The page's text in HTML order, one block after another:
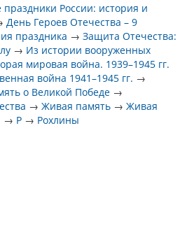
праздники России: история и
День Героев Отечества – 9
праздника →Защита Отечества:
→ Из истории вооруженных
мировая война. 1939–1945 гг.
война 1941–1945 гг. →
о Великой Победе →
→Живая память →Живая
→ Р → Рохлины